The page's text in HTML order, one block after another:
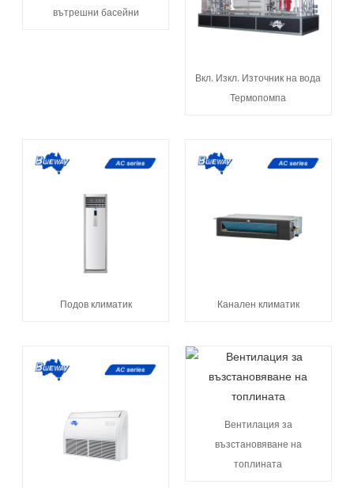
вътрешни басейни
Вкл. Изкл. Източник на вода
Термопомпа
Подов климатик Канален климатик
Вентилация за
възстановяване на
топлината